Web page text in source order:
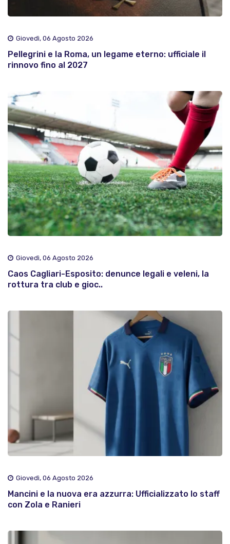
Giovedì, 06 Agosto 2026
Pellegrini e la Roma, un legame eterno: ufficiale il
rinnovo fino al 2027
Giovedì, 06 Agosto 2026
Caos Cagliari-Esposito: denunce legali e veleni, la
rottura tra club e gioc..
Giovedì, 06 Agosto 2026
Mancini e la nuova era azzurra: Ufficializzato lo staff
con Zola e Ranieri